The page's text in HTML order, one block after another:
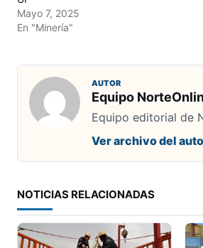
Mayo 7, 2025
En "Minería"
AUTOR
Equipo
Equipo editorial de
Ver archivo del
NOTICIAS RELACIONADAS